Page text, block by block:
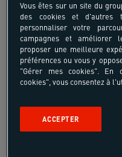
-10%
Vous êtes sur un site du
des cookies et d'autres
personnaliser votre
campagnes et améliorer
proposer une meilleure
préférences ou vous y
"Gérer mes cookies". En
cookies", vous consentez à
ACCEPTER